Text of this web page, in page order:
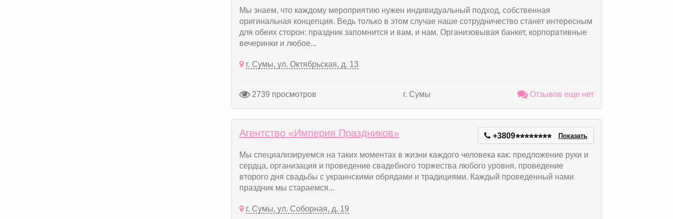
Мы знаем, что каждому мероприятию нужен индивидуальный подход, собственная
оригинальная концепция. Ведь только в этом случае наше сотрудничество станет интересным
для обеих сторон: праздник запомнится и вам, и нам. Организовывая банкет, корпоративные
вечеринки и любое...
г. Сумы, ул. Октябрьская, д. 13
2739 просмотров г. Сумы Отзывов еще нет
Агентство «Империя Праздников» +3809******** Показать
Мы специализируемся на таких моментах в жизни каждого человека как: предложение руки и
сердца, организация и проведение свадебного торжества любого уровня, проведение
второго дня свадьбы с украинскими обрядами и традициями. Каждый проведенный нами
праздник мы стараемся...
г. Сумы, ул. Соборная, д. 19